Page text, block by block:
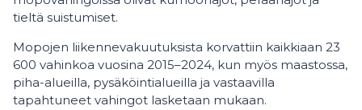
tieltä suistumiset.
Mopojen liikennevakuutuksista korvattiin kaikkiaan 23
600 vahinkoa vuosina 2015–2024, kun myös maastossa,
piha-alueilla, pysäköintialueilla ja vastaavilla
tapahtuneet vahingot lasketaan mukaan.